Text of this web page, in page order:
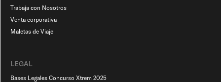
Trabaja con Nosotros
Venta corporativa
Maletas de Viaje​
LEGAL
Bases Legales Concurso Xtrem 2025